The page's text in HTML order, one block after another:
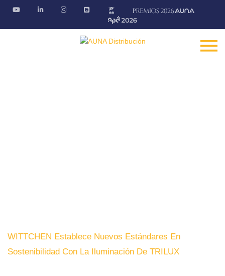
WITTCHEN Establece Nuevos Estándares En
Sostenibilidad Con La Iluminación De TRILUX